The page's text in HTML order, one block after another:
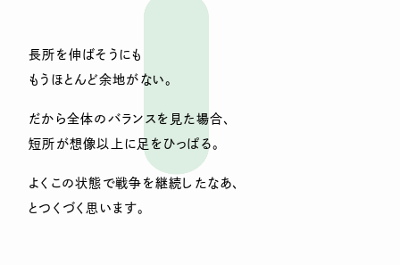
長所を伸ばそうにも
もうほとんど余地がない。
だから全体のバランスを見た場合、
短所が想像以上に足をひっぱる。
よくこの状態で戦争を継続したなあ、
とつくづく思います。